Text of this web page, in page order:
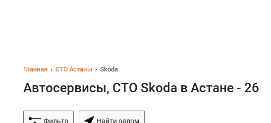
Главная СТО Астаны Skoda
Автосервисы, СТО Skoda в Астане - 26
Фильтр Найти рядом